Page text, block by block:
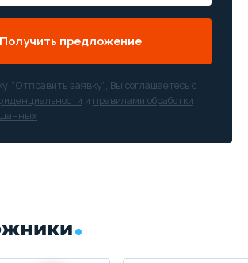
Получить предложение
“Отправить заявку”, Вы соглашаетесь с
и правилами обработки